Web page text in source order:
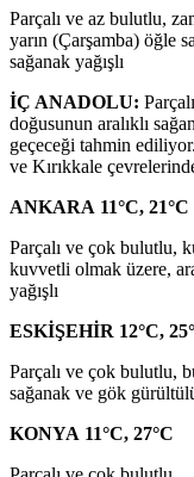
Parçalı ve az bulutlu,
yarın (Çarşamba) öğle
sağanak yağışlı
İÇ ANADOLU:
doğusunun aralıklı
geçeceği tahmin
ve Kırıkkale
ANKARA 11°C, 21°C
Parçalı ve çok bulutlu,
kuvvetli olmak üzere,
yağışlı
ESKİŞEHİR 12°C,
Parçalı ve çok bulutlu,
sağanak ve gök
KONYA 11°C, 27°C